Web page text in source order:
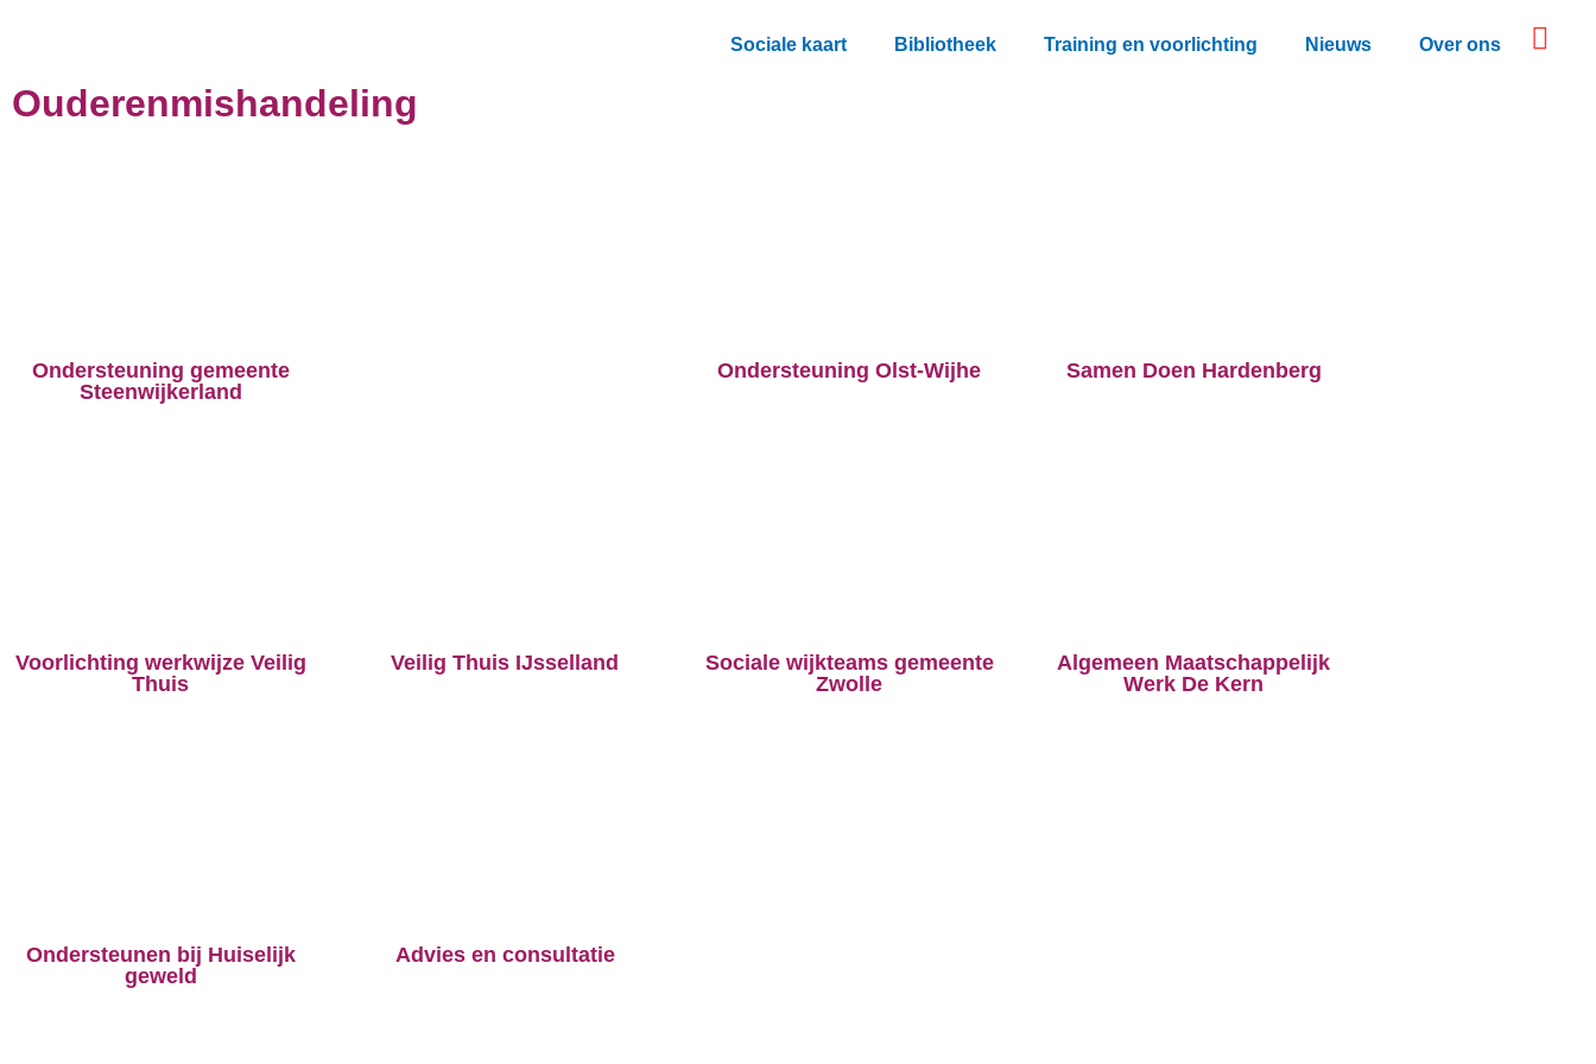
Sociale kaart Bibliotheek Training en voorlichting Nieuws Over ons
Ouderenmishandeling
Ondersteuning gemeente
Steenwijkerland
Ondersteuning Olst-Wijhe Samen Doen Hardenberg
Voorlichting werkwijze Veilig
Thuis
Veilig Thuis IJsselland
Sociale wijkteams gemeente
Zwolle
Algemeen Maatschappelijk
Werk De Kern
Ondersteunen bij Huiselijk
geweld
Advies en consultatie